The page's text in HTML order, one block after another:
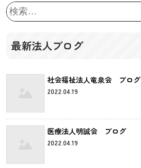
検
索:
最新法人ブログ
社会福祉法人竜泉会 ブログ
2022.04.19
医療法人明誠会 ブログ
2022.04.19